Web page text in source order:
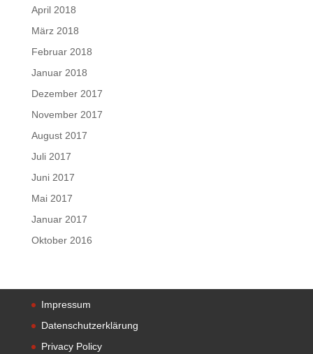
April 2018
März 2018
Februar 2018
Januar 2018
Dezember 2017
November 2017
August 2017
Juli 2017
Juni 2017
Mai 2017
Januar 2017
Oktober 2016
Impressum
Datenschutzerklärung
Privacy Policy